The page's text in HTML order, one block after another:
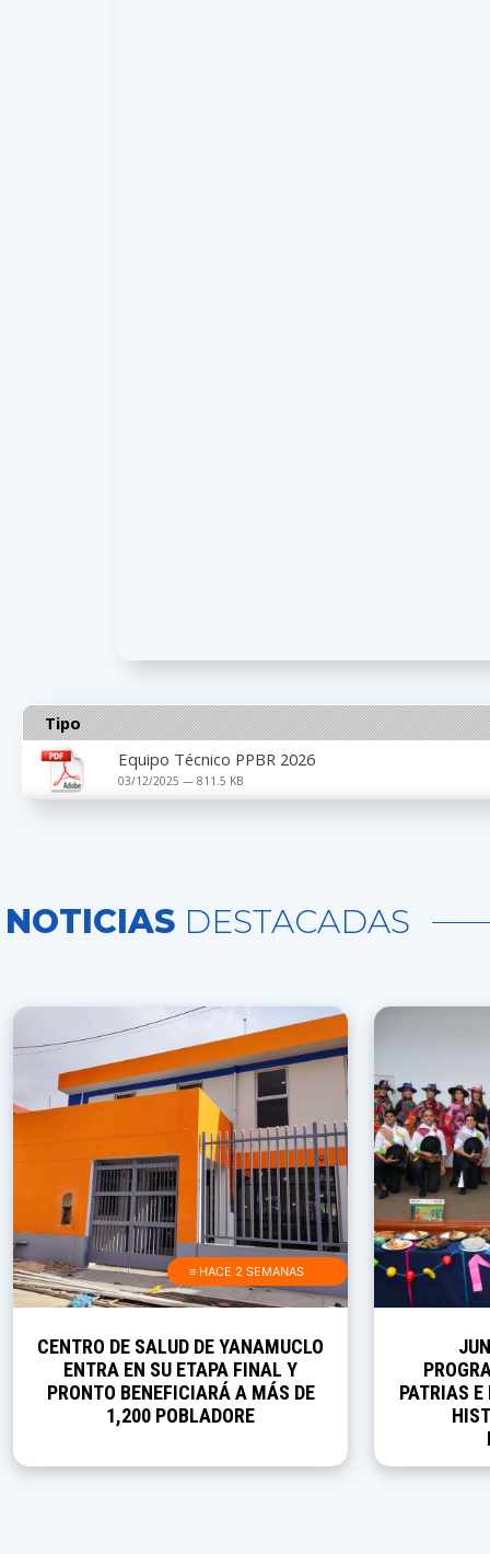
Tipo
Equipo Técnico PPBR 2026
03/12/2025 — 811.5 KB
NOTICIAS DESTACADAS
≡ HACE 2 SEMANAS
CENTRO DE SALUD DE YANAMUCLO
ENTRA EN SU ETAPA FINAL Y
PRONTO BENEFICIARÁ A MÁS DE
1,200 POBLADORE
PATRIAS